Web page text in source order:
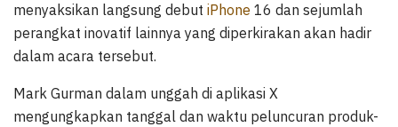
menyaksikan langsung debut iPhone 16 dan sejumlah
perangkat inovatif lainnya yang diperkirakan akan hadir
dalam acara tersebut.
Mark Gurman dalam unggah di aplikasi X
mengungkapkan tanggal dan waktu peluncuran produk-